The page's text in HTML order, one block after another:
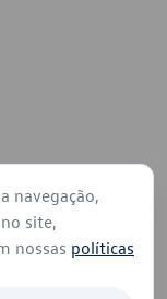
navegação,
site,
nossas políticas